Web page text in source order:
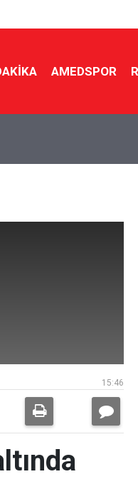
AMEDSPOR
gidiyor
15:46